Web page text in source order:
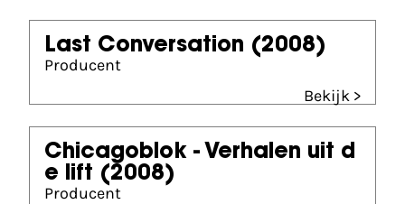
Last Conversation (2008)
Producent
Bekijk >
Chicagoblok - Verhalen uit d
e lift (2008)
Producent